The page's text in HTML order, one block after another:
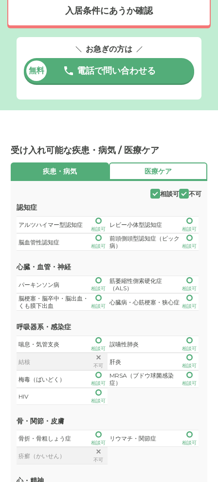
入居条件にあうか確認
お急ぎの方は
無料 電話で問い合わせる
受け入れ可能な疾患・病気 / 医療ケア
疾患・病気 医療ケア
相談可 不可
認知症
アルツハイマー型認知症
相談可
レビー小体型認知症
相談可
脳血管性認知症
相談可
前頭側頭型認知症（ピック
病）
相談可
心臓・血管・神経
パーキンソン病
相談可
筋萎縮性側索硬化症
（ALS）
相談可
脳梗塞・脳卒中・脳出血・
くも膜下出血
相談可
心臓病・心筋梗塞・狭心症
相談可
呼吸器系・感染症
喘息・気管支炎
相談可
誤嚥性肺炎
相談可
結核
不可
肝炎
相談可
梅毒（ばいどく）
相談可
MRSA（ブドウ球菌感染
症）
相談可
HIV
相談可
骨・関節・皮膚
骨折・骨粗しょう症
相談可
リウマチ・関節症
相談可
疥癬（かいせん）
不可